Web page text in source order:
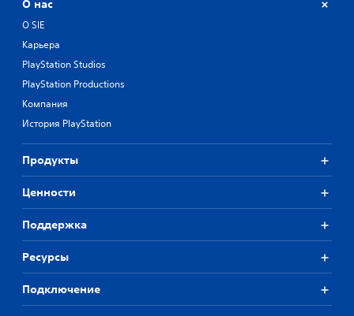
О нас
О SIE
Карьера
PlayStation Studios
PlayStation Productions
Компания
История PlayStation
Продукты
Ценности
Поддержка
Ресурсы
Подключение